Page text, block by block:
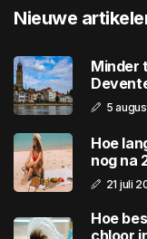
Nieuwe
Minder
5
Hoe
nog na
21 juli
Hoe